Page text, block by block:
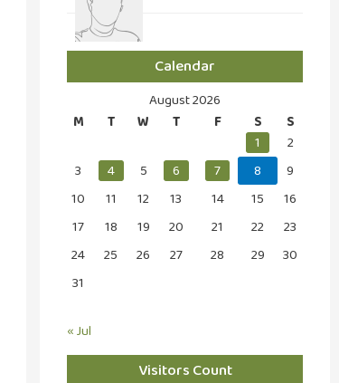
Calendar
August 2026
M
T W T F S
S
1
2
3
4 5 6 7 8
9
10
11 12 13 14 15
16
17
18 19 20 21 22
23
24
25 26 27 28 29
30
31
« Jul
Visitors Count